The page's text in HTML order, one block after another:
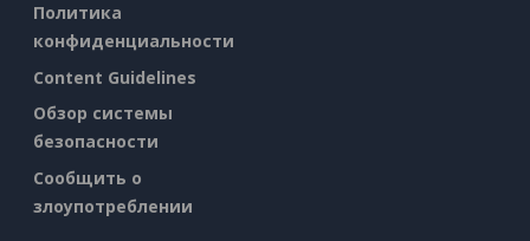
Политика
конфиденциальности
Content Guidelines
Обзор системы
безопасности
Сообщить о
злоупотреблении